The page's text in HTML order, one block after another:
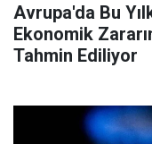
Avrupa'da Bu
Ekonomik
Tahmin Ediliyor